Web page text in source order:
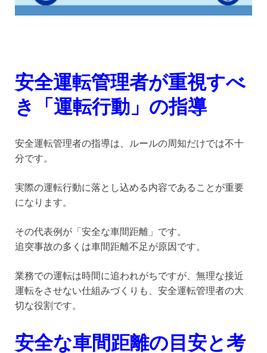
安全運転管理者が重視すべ
き「運転行動」の指導
安全運転管理者の指導は、ルールの周知だけでは不十
分です。
実際の運転行動に落とし込める内容であることが重要
になります。
その代表例が「安全な車間距離」です。
追突事故の多くは車間距離不足が原因です。
業務での運転は時間に追われがちですが、無理な接近
運転をさせない仕組みづくりも、安全運転管理者の大
切な役割です。
安全な車間距離の目安と考